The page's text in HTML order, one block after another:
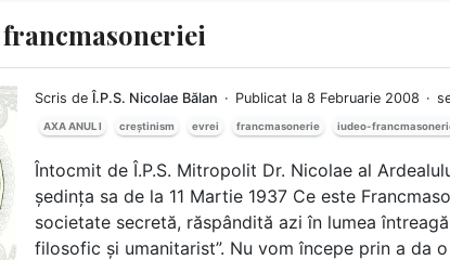
Scris deÎ.P.S. Nicolae Bălan Publicat la 8 Februarie 2008
AXA ANUL I creștinism evrei francmasonerie iudeo-
Întocmit de Î.P.S. Mitropolit Dr. Nicolae al
ședința sa de la 11 Martie 1937 Ce este
societate secretă, răspândită azi în lumea
filosofic și umanitarist”. Nu vom începe prin a da